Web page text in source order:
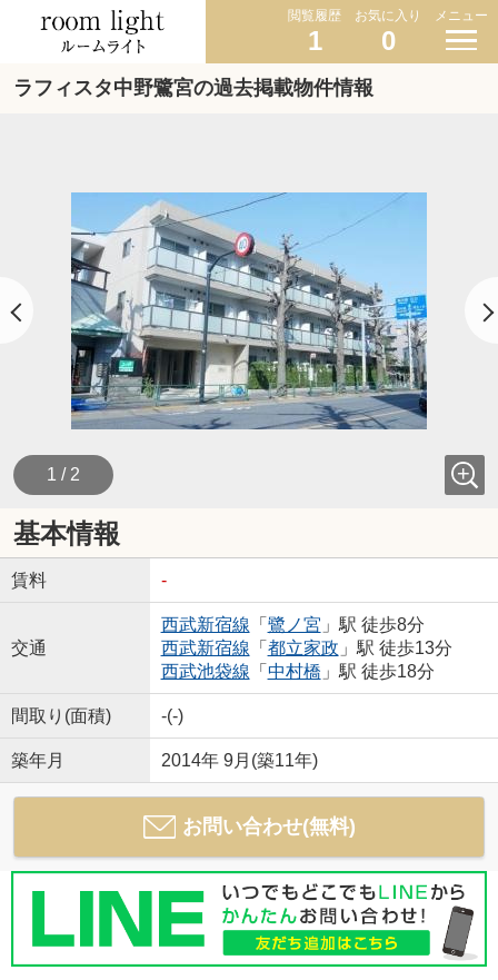
閲覧履歴
1
お気に入り
0
メニュー
ラフィスタ中野鷺宮の過去掲載物件情報
1 / 2
基本情報
賃料 -
交通
西武新宿線 「 鷺ノ宮 」駅 徒歩8分
西武新宿線 「 都立家政 」駅 徒歩13分
西武池袋線 「 中村橋 」駅 徒歩18分
間取り(面積) -(-)
築年月 2014年 9月(築11年)
お問い合わせ(無料)